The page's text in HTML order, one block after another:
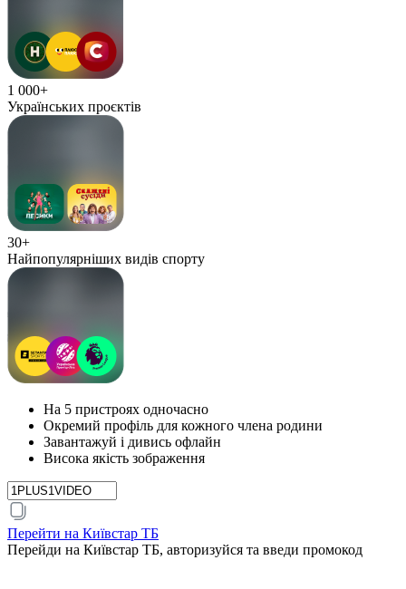
1 000+
Українських проєктів
30+
Найпопулярніших видів спорту
На 5 пристроях одночасно
Окремий профіль для кожного члена родини
Завантажуй і дивись офлайн
Висока якість зображення
Перейти на Київстар ТБ
Перейди на Київстар ТБ, авторизуйся та введи промокод